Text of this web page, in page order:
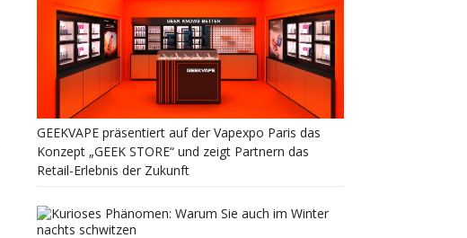
GEEKVAPE präsentiert auf der Vapexpo Paris das
Konzept „GEEK STORE“ und zeigt Partnern das
Retail-Erlebnis der Zukunft